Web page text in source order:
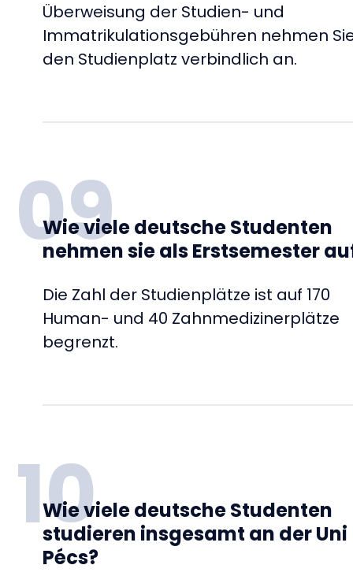
Überweisung der Studien- und
Immatrikulationsgebühren nehmen
den Studienplatz verbindlich an.
09
Wie viele deutsche Studenten
nehmen sie als Erstsemester
Die Zahl der Studienplätze ist auf 170
Human- und 40 Zahnmedizinerplätze
begrenzt.
10
Wie viele deutsche Studenten
studieren insgesamt an der Uni
Pécs?